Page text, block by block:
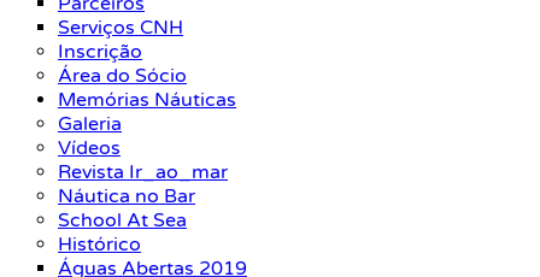
Serviços CNH
Inscrição
Área do Sócio
Memórias Náuticas
Galeria
Vídeos
Revista Ir_ao_mar
Náutica no Bar
School At Sea
Histórico
Águas Abertas 2019